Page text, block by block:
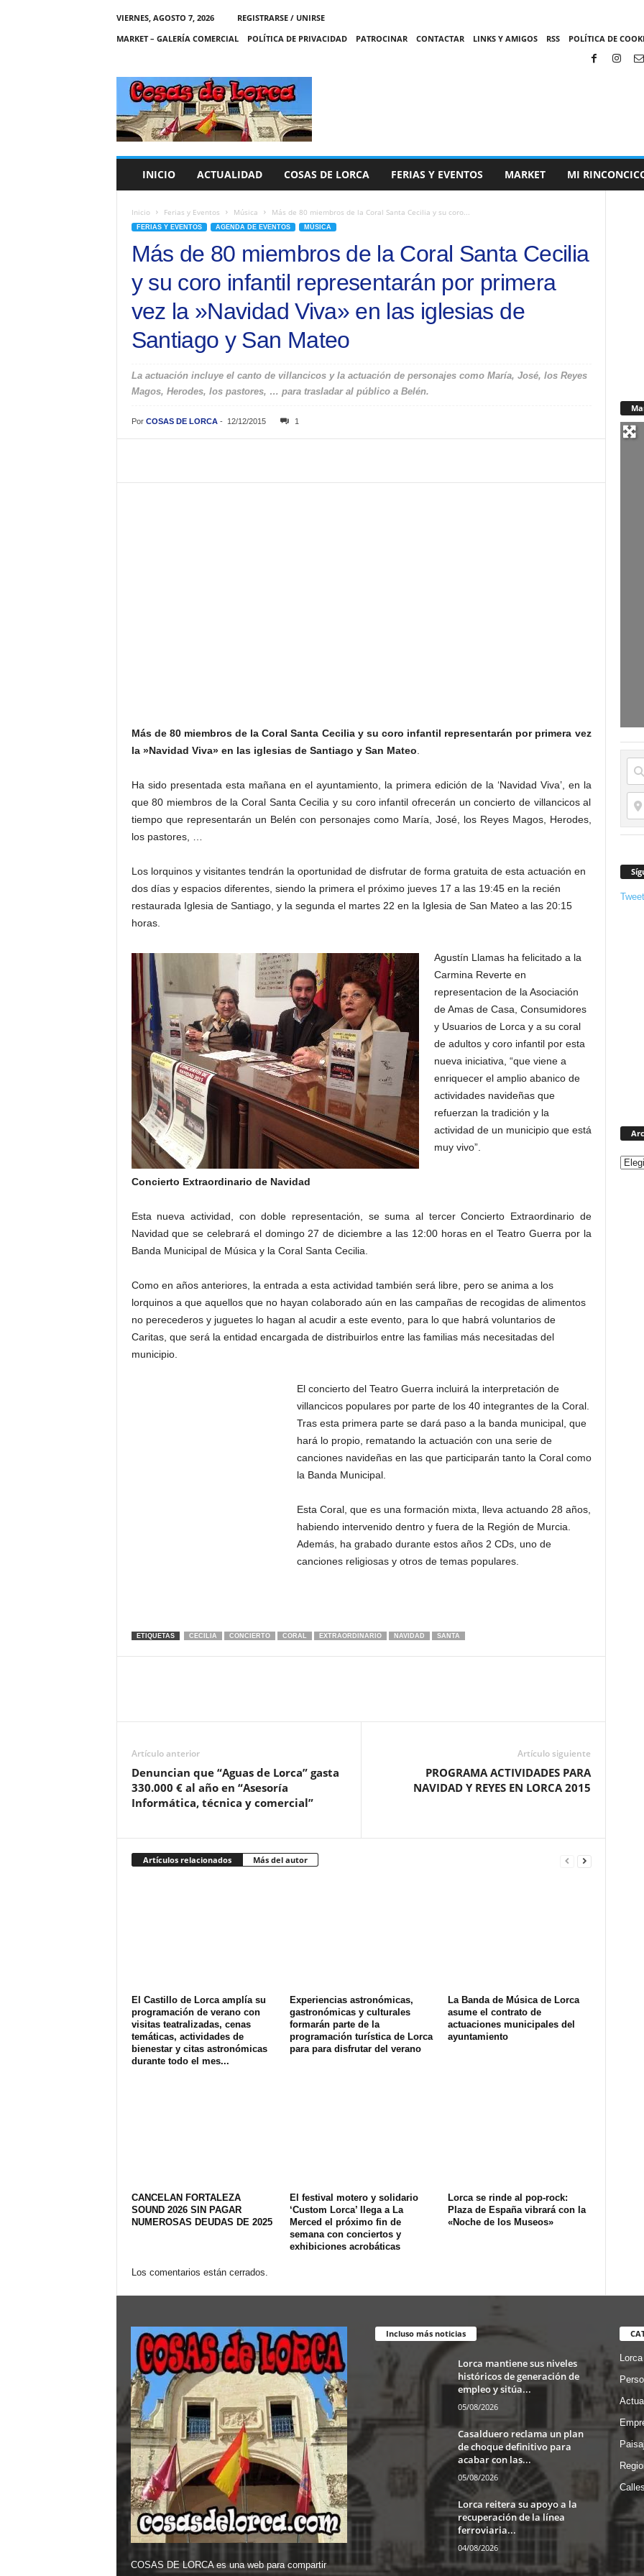
VIERNES, AGOSTO 7, 2026
REGISTRARSE / UNIRSE
MARKET – GALERÍA COMERCIAL
POLÍTICA DE PRIVACIDAD PATROCINAR CONTACTAR LINKS Y AMIGOS RSS POLÍTICA DE
C
A
S
INICIO ACTUALIDAD COSAS DE LORCA FERIAS Y EVENTOS MARKET MI
Inicio Ferias y Eventos Música Más de 80 miembros de la Coral Santa Cecilia y su coro...
FERIAS Y EVENTOS AGENDA DE EVENTOS MÚSICA
Más de 80 miembros de la Coral Santa Cecilia
y su coro infantil representarán por primera
vez la »Navidad Viva» en las iglesias de
Santiago y San Mateo
La actuación incluye el canto de villancicos y la actuación de personajes como María, José, los Reyes
Magos, Herodes, los pastores, … para trasladar al público a Belén.
Por COSAS DE LORCA- 12/12/2015 1
Más de 80 miembros de la Coral Santa Cecilia y su coro infantil representarán por primera vez
la »Navidad Viva» en las iglesias de Santiago y San Mateo
Ha sido presentada esta mañana en el ayuntamiento, la primera edición de la ‘Navidad Viva’, en la
que 80 miembros de la Coral Santa Cecilia y su coro infantil ofrecerán un concierto de villancicos al
tiempo que representarán un Belén con personajes como María, José, los Reyes Magos, Herodes,
los pastores, …
Los lorquinos y visitantes tendrán la oportunidad de disfrutar de forma gratuita de esta actuación en
dos días y espacios diferentes, siendo la primera el próximo jueves 17 a las 19:45 en la recién
restaurada Iglesia de Santiago, y la segunda el martes 22 en la Iglesia de San Mateo a las 20:15
horas.
Agustín Llamas ha felicitado a la
Carmina Reverte en
representacion de la Asociación
de Amas de Casa, Consumidores
y Usuarios de Lorca y a su coral
de adultos y coro infantil por esta
nueva iniciativa, “que viene a
enriquecer el amplio abanico de
actividades navideñas que
refuerzan la tradición y la
actividad de un municipio que está
muy vivo”.
Concierto Extraordinario de Navidad
Esta nueva actividad, con doble representación, se suma al tercer Concierto Extraordinario de
Navidad que se celebrará el domingo 27 de diciembre a las 12:00 horas en el Teatro Guerra por la
Banda Municipal de Música y la Coral Santa Cecilia.
Como en años anteriores, la entrada a esta actividad también será libre, pero se anima a los
lorquinos a que aquellos que no hayan colaborado aún en las campañas de recogidas de alimentos
no perecederos y juguetes lo hagan al acudir a este evento, para lo que habrá voluntarios de
Caritas, que será la entidad encargada de distribuirlos entre las familias más necesitadas del
municipio.
El concierto del Teatro Guerra incluirá la interpretación de
villancicos populares por parte de los 40 integrantes de la Coral.
Tras esta primera parte se dará paso a la banda municipal, que
hará lo propio, rematando la actuación con una serie de
canciones navideñas en las que participarán tanto la Coral como
la Banda Municipal.
Esta Coral, que es una formación mixta, lleva actuando 28 años,
habiendo intervenido dentro y fuera de la Región de Murcia.
Además, ha grabado durante estos años 2 CDs, uno de
canciones religiosas y otros de temas populares.
ETIQUETAS CECILIA CONCIERTO CORAL EXTRAORDINARIO NAVIDAD SANTA
Artículo anterior
Denuncian que “Aguas de Lorca” gasta
330.000 € al año en “Asesoría
Informática, técnica y comercial”
Artículo siguiente
PROGRAMA ACTIVIDADES PARA
NAVIDAD Y REYES EN LORCA 2015
Artículos relacionados Más del autor
El Castillo de Lorca amplía su
programación de verano con
visitas teatralizadas, cenas
temáticas, actividades de
bienestar y citas astronómicas
durante todo el mes...
Experiencias astronómicas,
gastronómicas y culturales
formarán parte de la
programación turística de Lorca
para para disfrutar del verano
La Banda de Música de Lorca
asume el contrato de
actuaciones municipales del
ayuntamiento
CANCELAN FORTALEZA
SOUND 2026 SIN PAGAR
NUMEROSAS DEUDAS DE 2025
El festival motero y solidario
‘Custom Lorca’ llega a La
Merced el próximo fin de
semana con conciertos y
exhibiciones acrobáticas
Lorca se rinde al pop-rock:
Plaza de España vibrará con la
«Noche de los Museos»
Los comentarios están cerrados.
COSAS DE LORCA es una web para compartir
Incluso más noticias
Lorca mantiene sus niveles
históricos de generación de
empleo y sitúa...
05/08/2026
Casalduero reclama un plan
de choque definitivo para
acabar con las...
05/08/2026
Lorca reitera su apoyo a la
recuperación de la línea
ferroviaria...
04/08/2026
Lorca